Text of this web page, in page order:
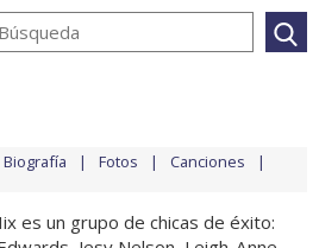
Biografía Fotos Canciones
es un grupo de chicas de éxito: